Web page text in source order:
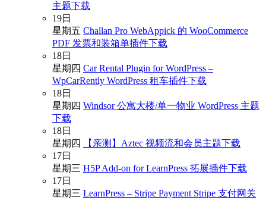
主题下载
19日
星期五 Challan Pro WebAppick 的 WooCommerce
PDF 发票和装箱单插件下载
18日
星期四 Car Rental Plugin for WordPress –
WpCarRently WordPress 租车插件下载
18日
星期四 Windsor 公寓大楼/单一物业 WordPress 主题
下载
18日
星期四
【亲测】Aztec 视频流和会员主题下载
17日
星期三 H5P Add-on for LearnPress 拓展插件下载
17日
星期三 LearnPress – Stripe Payment Stripe 支付网关